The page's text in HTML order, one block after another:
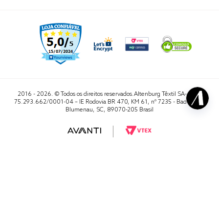
2016 - 2026. © Todos os direitos reservados.Altenburg Têxtil SA- CNPJ
75.293.662/0001-04 – IE Rodovia BR 470, KM 61, nº 7235 - Badenfurt,
Blumenau, SC, 89070-205 Brasil